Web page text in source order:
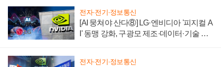
전자·전기·정보통신
[AI 뭉쳐야 산다⑧] LG·엔비디아 '피지컬 A
I' 동맹 강화, 구광모 제조·데이터·기술 결
전자·전기·정보통신